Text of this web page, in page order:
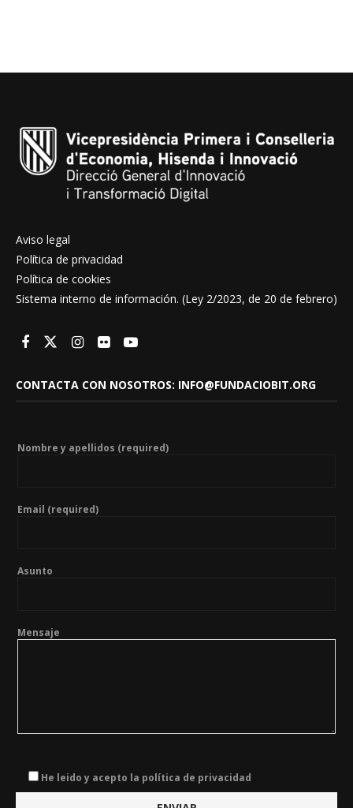
Aviso legal
Política de privacidad
Política de cookies
Sistema interno de información. (Ley 2/2023, de 20 de febrero)
CONTACTA CON NOSOTROS: INFO@FUNDACIOBIT.ORG
Nombre y apellidos (required)
Email (required)
Asunto
Mensaje
He leido y acepto la política de privacidad